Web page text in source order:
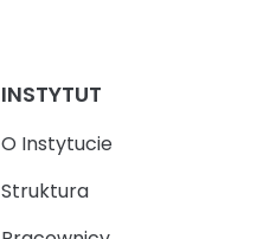
INSTYTUT
O Instytucie
Struktura